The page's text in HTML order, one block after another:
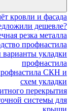
кровли и фасада
дешевле?
резка металла
профнастила
варианты укладки
профнастила
СКН и
схем укладки
перекрытия
системы для
крыши